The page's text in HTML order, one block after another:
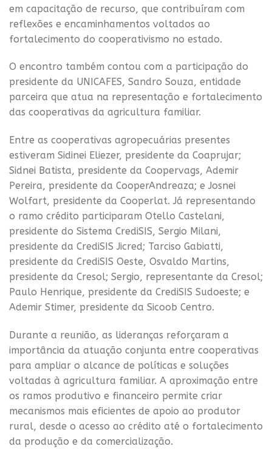
em capacitação de recurso, que contribuíram com
reflexões e encaminhamentos voltados ao
fortalecimento do cooperativismo no estado.
O encontro também contou com a participação do
presidente da UNICAFES, Sandro Souza, entidade
parceira que atua na representação e fortalecimento
das cooperativas da agricultura familiar.
Entre as cooperativas agropecuárias presentes
estiveram Sidinei Eliezer, presidente da Coaprujar;
Sidnei Batista, presidente da Coopervags, Ademir
Pereira, presidente da CooperAndreaza; e Josnei
Wolfart, presidente da Cooperlat. Já representando
o ramo crédito participaram Otello Castelani,
presidente do Sistema CrediSIS, Sergio Milani,
presidente da CrediSIS Jicred; Tarciso Gabiatti,
presidente da CrediSIS Oeste, Osvaldo Martins,
presidente da Cresol; Sergio, representante da Cresol;
Paulo Henrique, presidente da CrediSIS Sudoeste; e
Ademir Stimer, presidente da Sicoob Centro.
Durante a reunião, as lideranças reforçaram a
importância da atuação conjunta entre cooperativas
para ampliar o alcance de políticas e soluções
voltadas à agricultura familiar. A aproximação entre
os ramos produtivo e financeiro permite criar
mecanismos mais eficientes de apoio ao produtor
rural, desde o acesso ao crédito até o fortalecimento
da produção e da comercialização.